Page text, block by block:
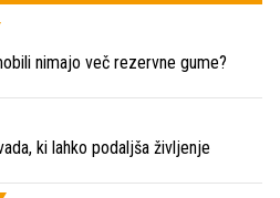
nimajo več rezervne gume?
ki lahko podaljša življenje